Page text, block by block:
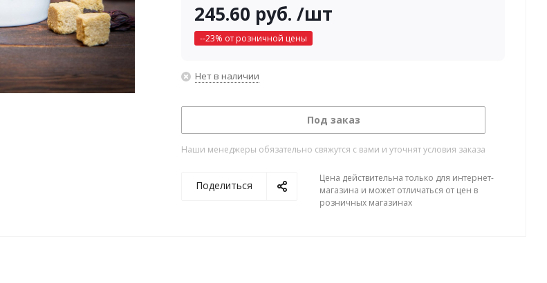
245.60 руб. /шт
--23% от розничной цены
Нет в наличии
Под заказ
Наши менеджеры обязательно свяжутся с вами и уточнят условия заказа
Поделиться
Цена действительна только для интернет-
магазина и может отличаться от цен в
розничных магазинах